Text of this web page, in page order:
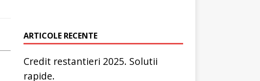
ARTICOLE RECENTE
Credit restantieri 2025. Solutii
rapide.